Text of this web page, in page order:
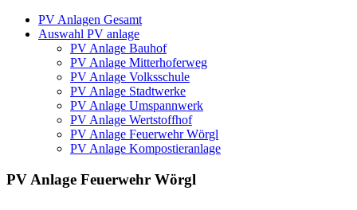
PV Anlagen Gesamt
Auswahl PV anlage
PV Anlage Bauhof
PV Anlage Mitterhoferweg
PV Anlage Volksschule
PV Anlage Stadtwerke
PV Anlage Umspannwerk
PV Anlage Wertstoffhof
PV Anlage Feuerwehr Wörgl
PV Anlage Kompostieranlage
PV Anlage Feuerwehr Wörgl